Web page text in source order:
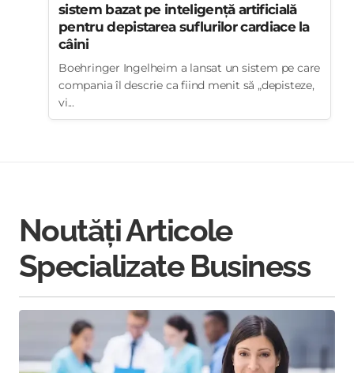
sistem bazat pe inteligență artificială
pentru depistarea suflurilor cardiace la
câini
Boehringer Ingelheim a lansat un sistem pe care
compania îl descrie ca fiind menit să „depisteze,
vi...
Noutăți Articole
Specializate Business